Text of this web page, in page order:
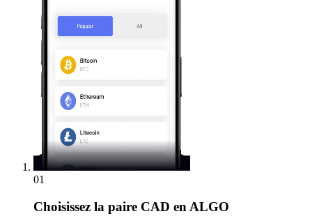
01
Choisissez la paire CAD en ALGO